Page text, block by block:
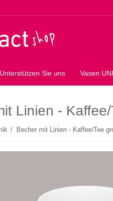
Unterstützen Sie uns Vasen
Linien -
/ Becher mit Linien - Kaffee/Tee